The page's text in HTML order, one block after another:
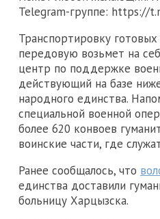
Telegram-группе: https://
Транспортировку
передовую возьмет на
центр по поддержке
действующий на базе
народного единства.
специальной военной
более 620 конвоев
воинские части, где
Ранее сообщалось, что
единства доставили
больницу Харцызска.